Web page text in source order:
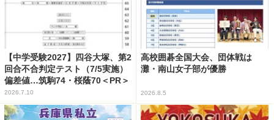
【中学受験2027】四谷大塚、第2
回合不合判定テスト（7/5実施）
偏差値…筑駒74・桜蔭70＜PR＞
2026.7.10
高校囲碁全国大会、団体戦は
灘・南山女子部が優勝
2026.8.5